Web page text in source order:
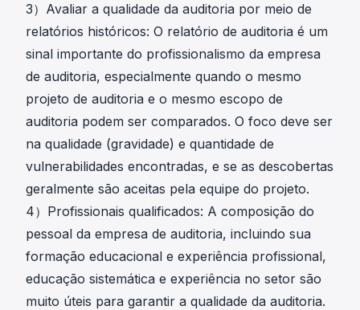
3）Avaliar a qualidade da auditoria por meio de
relatórios históricos: O relatório de auditoria é um
sinal importante do profissionalismo da empresa
de auditoria, especialmente quando o mesmo
projeto de auditoria e o mesmo escopo de
auditoria podem ser comparados. O foco deve ser
na qualidade (gravidade) e quantidade de
vulnerabilidades encontradas, e se as descobertas
geralmente são aceitas pela equipe do projeto.
4）Profissionais qualificados: A composição do
pessoal da empresa de auditoria, incluindo sua
formação educacional e experiência profissional,
educação sistemática e experiência no setor são
muito úteis para garantir a qualidade da auditoria.